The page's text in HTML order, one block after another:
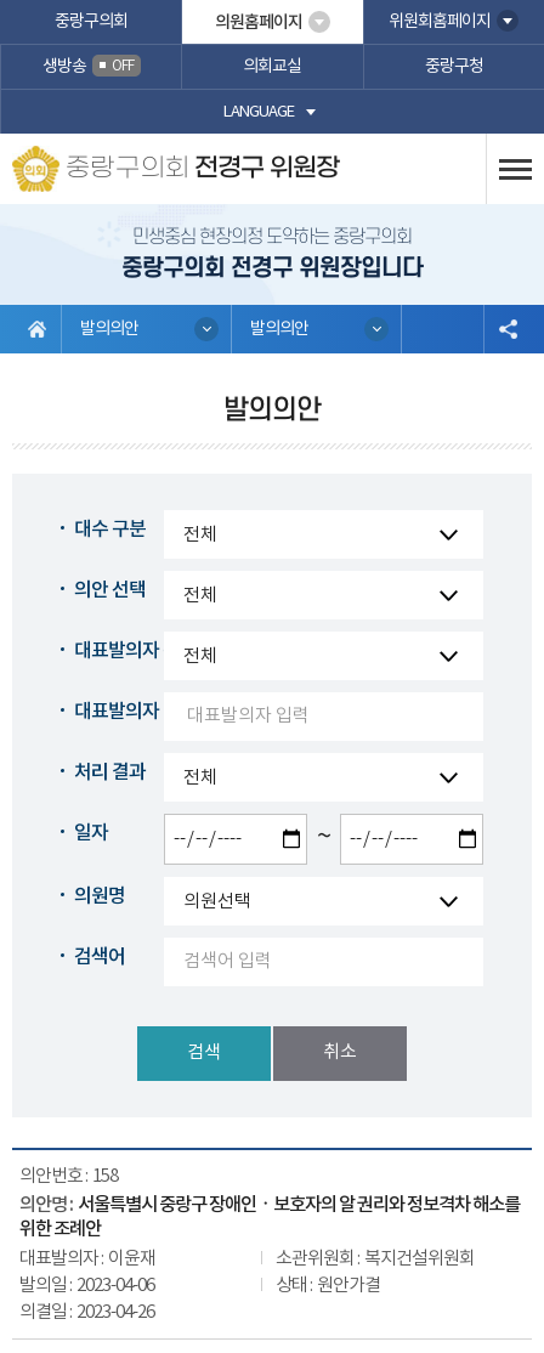
본문바로가기
중랑구의회 의원홈페이지 위원회홈페이지
생방송 OFF 의회교실 중랑구청
LANGUAGE
중랑구의회 전경구 위원장
민생중심 현장의정 도약하는 중랑구의회
중랑구의회 전경구 위원장입니다
발의의안 발의의안
발의의안
대수 구분
의안 선택
대표발의자 구분
대표발의자
처리 결과
일자 ~
의원명
검색어
검색
158
서울특별시 중랑구 장애인ㆍ보호자의 알 권리와 정보격차 해소를
위한 조례안
이윤재
복지건설위원회
2023-04-06
원안가결
2023-04-26